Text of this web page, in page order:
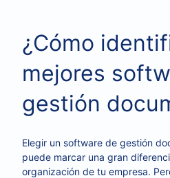
¿Cómo
mejores
gestión
Elegir un software de gestión
puede marcar una gran
organización de tu empresa.